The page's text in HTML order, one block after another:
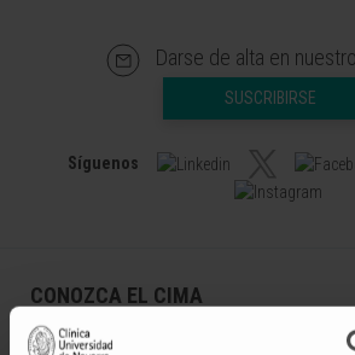
Darse de alta en
SUSCRIBIRSE
Síguenos
CONOZCA EL CIMA
Quiénes somos